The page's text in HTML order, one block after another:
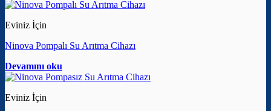
Eviniz İçin
Ninova Pompalı Su Arıtma Cihazı
Devamını oku
Eviniz İçin